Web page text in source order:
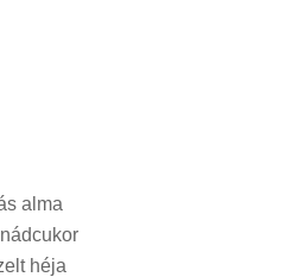
alma
héja